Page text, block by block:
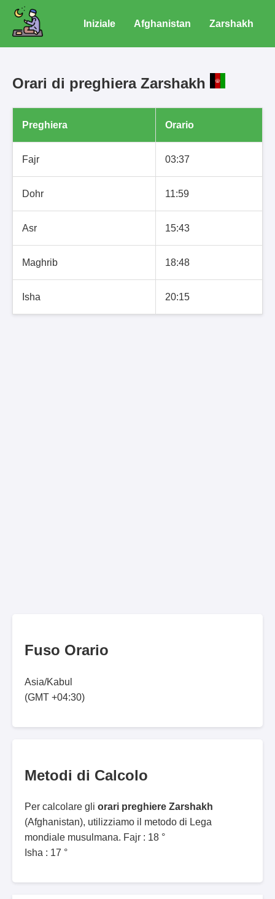
Iniziale Afghanistan Zarshakh
Orari di preghiera Zarshakh
Preghiera Orario
Fajr 03:37
Dohr 11:59
Asr 15:43
Maghrib 18:48
Isha 20:15
Fuso Orario
Asia/Kabul
(GMT +04:30)
Metodi di Calcolo
Per calcolare gli orari preghiere Zarshakh
(Afghanistan), utilizziamo il metodo di Lega
mondiale musulmana. Fajr : 18 °
Isha : 17 °